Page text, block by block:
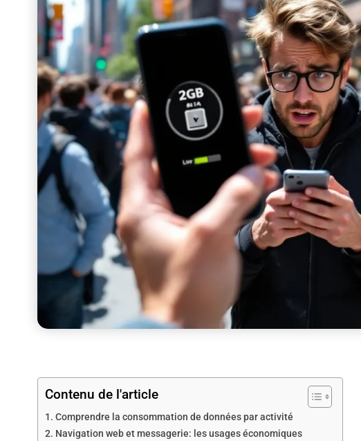
Contenu de l'article
Comprendre la consommation de données par activité
Navigation web et messagerie: les usages économiques